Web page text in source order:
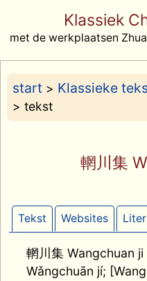
Klassiek
met de werkplaatsen
start > Klassieke
> tekst
輞川集
Tekst Websites
輞川集 Wangchuan ji
Wǎngchuān jí;